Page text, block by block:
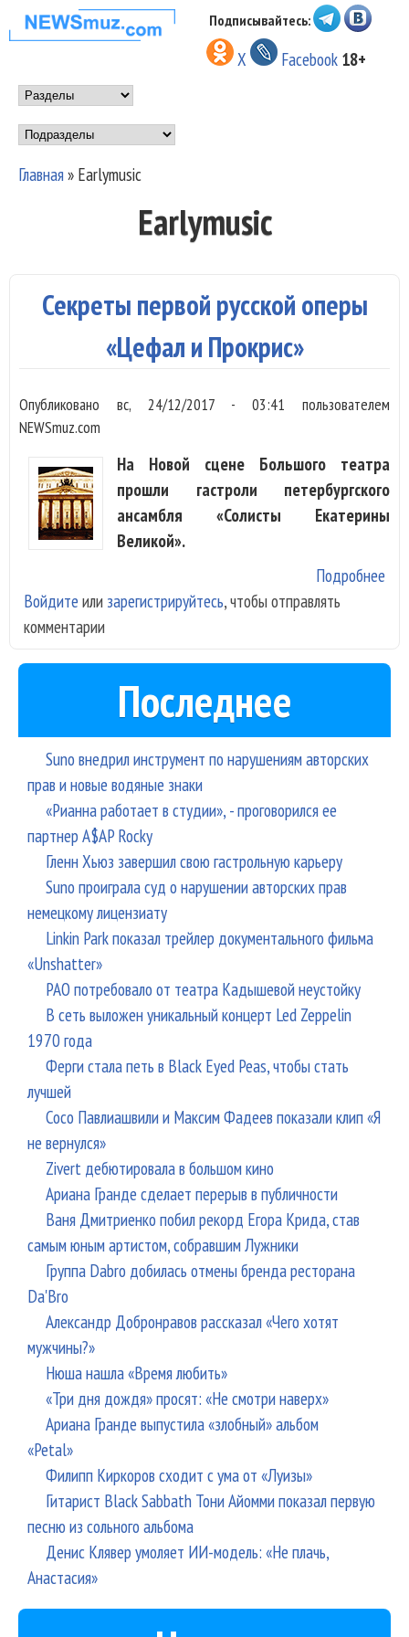
Перейти к основному
содержанию
НОВОСТИ
МУЗЫКИ И
ШОУ БИЗНЕСА
NEWSMUZ.COM
Подписывайтесь:
X Facebook 18+
Main menu
Подразделы
Вы здесь
Главная» Earlymusic
Earlymusic
Секреты первой русской оперы
«Цефал и Прокрис»
Опубликовано вс, 24/12/2017 - 03:41 пользователем
NEWSmuz.com
На Новой сцене Большого театра
прошли гастроли петербургского
ансамбля «Солисты Екатерины
Великой».
Подробнее
Войдите или зарегистрируйтесь, чтобы отправлять
комментарии
Последнее
Suno внедрил инструмент по нарушениям авторских
прав и новые водяные знаки
«Рианна работает в студии», - проговорился ее
партнер A$AP Rocky
Гленн Хьюз завершил свою гастрольную карьеру
Suno проиграла суд о нарушении авторских прав
немецкому лицензиату
Linkin Park показал трейлер документального фильма
«Unshatter»
РАО потребовало от театра Кадышевой неустойку
В сеть выложен уникальный концерт Led Zeppelin
1970 года
Ферги стала петь в Black Eyed Peas, чтобы стать
лучшей
Сосо Павлиашвили и Максим Фадеев показали клип «Я
не вернулся»
Zivert дебютировала в большом кино
Ариана Гранде сделает перерыв в публичности
Ваня Дмитриенко побил рекорд Егора Крида, став
самым юным артистом, собравшим Лужники
Группа Dabro добилась отмены бренда ресторана
Da'Bro
Александр Добронравов рассказал «Чего хотят
мужчины?»
Нюша нашла «Время любить»
«Три дня дождя» просят: «Не смотри наверх»
Ариана Гранде выпустила «злобный» альбом
«Petal»
Филипп Киркоров сходит с ума от «Луизы»
Гитарист Black Sabbath Тони Айомми показал первую
песню из сольного альбома
Денис Клявер умоляет ИИ-модель: «Не плачь,
Анастасия»